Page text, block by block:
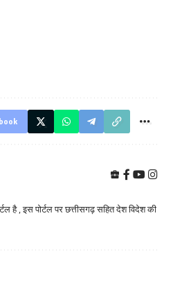
है , इस पोर्टल पर छत्तीसगढ़ सहित देश विदेश की